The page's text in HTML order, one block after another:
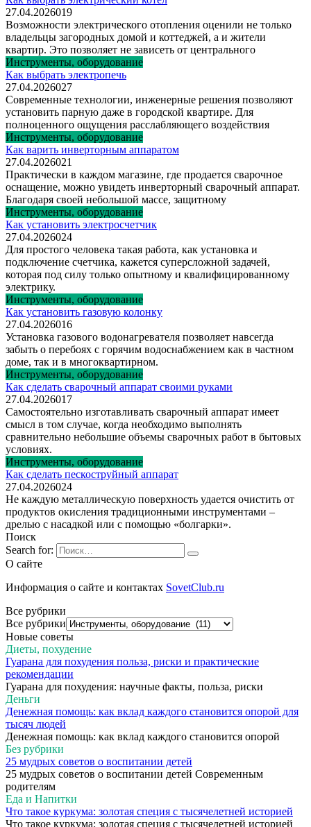
27.04.2026019
Возможности электрического отопления оценили не только
владельцы загородных домой и коттеджей, а и жители
квартир. Это позволяет не зависеть от центрального
Инструменты, оборудование
Как выбрать электропечь
27.04.2026027
Современные технологии, инженерные решения позволяют
установить парную даже в городской квартире. Для
полноценного ощущения расслабляющего воздействия
Инструменты, оборудование
Как варить инверторным аппаратом
27.04.2026021
Практически в каждом магазине, где продается сварочное
оснащение, можно увидеть инверторный сварочный аппарат.
Благодаря своей небольшой массе, защитному
Инструменты, оборудование
Как установить электросчетчик
27.04.2026024
Для простого человека такая работа, как установка и
подключение счетчика, кажется суперсложной задачей,
которая под силу только опытному и квалифицированному
электрику.
Инструменты, оборудование
Как установить газовую колонку
27.04.2026016
Установка газового водонагревателя позволяет навсегда
забыть о перебоях с горячим водоснабжением как в частном
доме, так и в многоквартирном.
Инструменты, оборудование
Как сделать сварочный аппарат своими руками
27.04.2026017
Самостоятельно изготавливать сварочный аппарат имеет
смысл в том случае, когда необходимо выполнять
сравнительно небольшие объемы сварочных работ в бытовых
условиях.
Инструменты, оборудование
Как сделать пескоструйный аппарат
27.04.2026024
Не каждую металлическую поверхность удается очистить от
продуктов окисления традиционными инструментами –
дрелью с насадкой или с помощью «болгарки».
Поиск
Search for:
О сайте
Информация о сайте и контактах SovetClub.ru
Все рубрики
Все рубрики
Новые советы
Диеты, похудение
Гуарана для похудения польза, риски и практические
рекомендации
Гуарана для похудения: научные факты, польза, риски
Деньги
Денежная помощь: как вклад каждого становится опорой для
тысяч людей
Денежная помощь: как вклад каждого становится опорой
Без рубрики
25 мудрых советов о воспитании детей
25 мудрых советов о воспитании детей Современным
родителям
Еда и Напитки
Что такое куркума: золотая специя с тысячелетней историей
Что такое куркума: золотая специя с тысячелетней историей